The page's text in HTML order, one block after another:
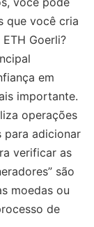
que você cria
Goerli?
em
importante.
operações
para adicionar
verificar as
são
moedas ou
de